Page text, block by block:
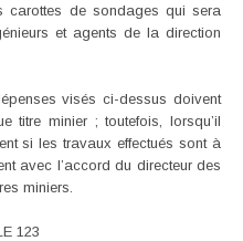
carottes de sondages qui sera
et agents de la direction
visés ci-dessus doivent
titre minier ; toutefois, lorsqu’il
si les travaux effectués sont à
avec l’accord du directeur des
miniers.
123